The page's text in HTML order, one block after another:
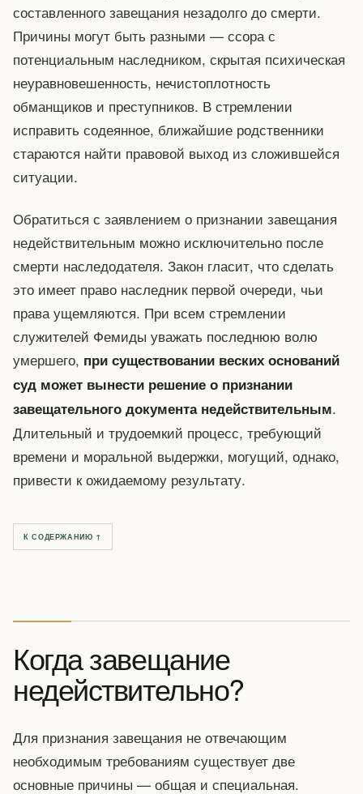
составленного завещания незадолго до смерти.
Причины могут быть разными — ссора с
потенциальным наследником, скрытая психическая
неуравновешенность, нечистоплотность
обманщиков и преступников. В стремлении
исправить содеянное, ближайшие родственники
стараются найти правовой выход из сложившейся
ситуации.
Обратиться с заявлением о признании завещания
недействительным можно исключительно после
смерти наследодателя. Закон гласит, что сделать
это имеет право наследник первой очереди, чьи
права ущемляются. При всем стремлении
служителей Фемиды уважать последнюю волю
умершего, при существовании веских оснований
суд может вынести решение о признании
завещательного документа недействительным.
Длительный и трудоемкий процесс, требующий
времени и моральной выдержки, могущий, однако,
привести к ожидаемому результату.
К СОДЕРЖАНИЮ ↑
Когда завещание
недействительно?
Для признания завещания не отвечающим
необходимым требованиям существует две
основные причины — общая и специальная.